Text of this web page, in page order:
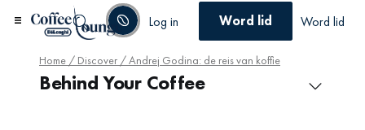
Log in Word lid Word lid
Home / Discover / Andrej Godina: de reis van koffie
Behind Your Coffee